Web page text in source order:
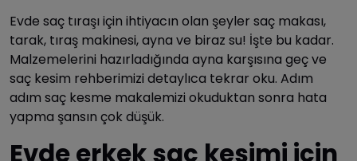
Evde saç tıraşı için ihtiyacın olan şeyler saç makası,
tarak, tıraş makinesi, ayna ve biraz su! İşte bu kadar.
Malzemelerini hazırladığında ayna karşısına geç ve
saç kesim rehberimizi detaylıca tekrar oku. Adım
adım saç kesme makalemizi okuduktan sonra hata
yapma şansın çok düşük.